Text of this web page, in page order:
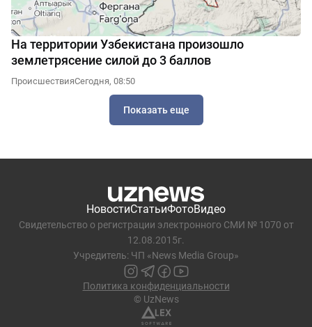
На территории Узбекистана произошло
землетрясение силой до 3 баллов
ПроисшествияСегодня, 08:50
Показать еще
НовостиСтатьиФотоВидео
Свидетельство о регистрации электронного СМИ № 1070 от
12.08.2015г.
Учредитель: ЧП «News Media Group»
Политика конфиденциальности
© UzNews